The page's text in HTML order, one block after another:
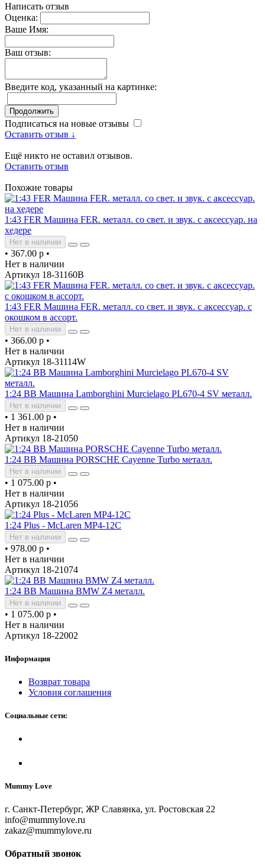
Написать отзыв
Оценка:
Ваше Имя:
Ваш отзыв:
Введите код, указанный на картинке:
Продолжить
Подписаться на новые отзывы
Оставить отзыв ↓
Ещё никто не оставил отзывов.
Оставить отзыв
Похожие товары
1:43 FER Машина FER. металл. со свет. и звук. с аксессуар. на
хедере
Нет в наличии
• 367.00 р •
Нет в наличии
Артикул 18-31160B
1:43 FER Машина FER. металл. со свет. и звук. с аксессуар. с
окошком в ассорт.
Нет в наличии
• 366.00 р •
Нет в наличии
Артикул 18-31114W
1:24 BB Машина Lamborghini Murcielago PL670-4 SV металл.
Нет в наличии
• 1 361.00 р •
Нет в наличии
Артикул 18-21050
1:24 BB Машина PORSCHE Cayenne Turbo металл.
Нет в наличии
• 1 075.00 р •
Нет в наличии
Артикул 18-21056
1:24 Plus - McLaren MP4-12C
Нет в наличии
• 978.00 р •
Нет в наличии
Артикул 18-21074
1:24 BB Машина BMW Z4 металл.
Нет в наличии
• 1 075.00 р •
Нет в наличии
Артикул 18-22002
Информация
Возврат товара
Условия соглашения
Социальные сети:
Mummy Love
г. Санкт-Петербург, ЖР Славянка, ул. Ростовская 22
info@mummylove.ru
zakaz@mummylove.ru
Обратный звонок